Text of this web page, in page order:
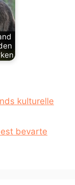
kulturelle
bevarte